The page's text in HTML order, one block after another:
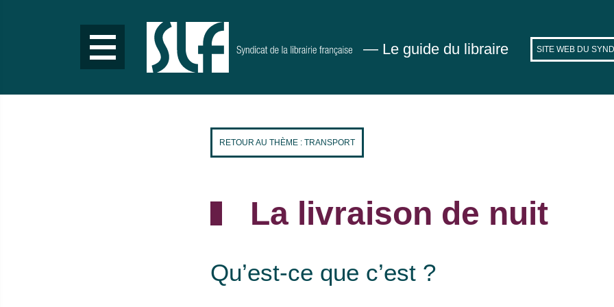
— Le guide du libraire SITE WEB DU
RETOUR AU THÈME : TRANSPORT
La livraison de nuit
Qu’est-ce que c’est ?